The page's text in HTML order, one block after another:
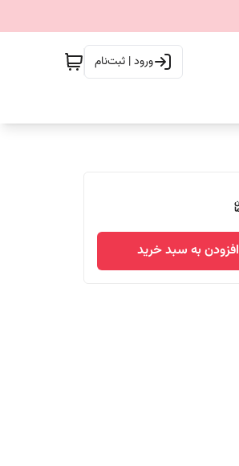
ورود | ثبت‌نام
افزودن به سبد خرید